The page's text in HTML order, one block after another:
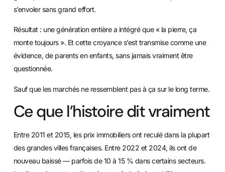
s’envoler sans grand effort.
Résultat : une génération entière a intégré que « la pierre, ça
monte toujours ». Et cette croyance s’est transmise comme une
évidence, de parents en enfants, sans jamais vraiment être
questionnée.
Sauf que les marchés ne ressemblent pas à ça sur le long terme.
Ce que l’histoire dit vraiment
Entre 2011 et 2015, les prix immobiliers ont reculé dans la plupart
des grandes villes françaises. Entre 2022 et 2024, ils ont de
nouveau baissé — parfois de 10 à 15 % dans certains secteurs.